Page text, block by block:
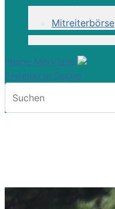
Mitreiterbörse
meine Merkliste
Erweiterte Suche